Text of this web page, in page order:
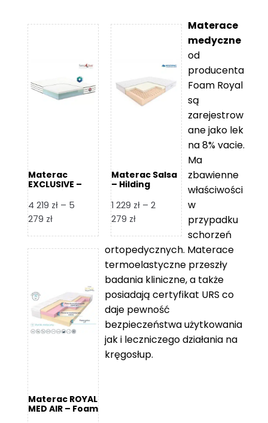
Materac
EXCLUSIVE –
4 219 zł – 5
279 złZakres
od
5
279 zł
Materac Salsa
– Hilding
1 229 zł – 2
279 złZakres
od
1
229 zł
2
279 zł
Materac ROYAL
MED AIR – Foam
Materace
medyczne
od
producenta
Foam Royal
są
zarejestrow
ane jako lek
na 8% vacie.
Ma
zbawienne
właściwości
w
przypadku
schorzeń
ortopedycznych. Materace
termoelastyczne przeszły
badania kliniczne, a także
posiadają certyfikat URS co
daje pewność
bezpieczeństwa użytkowania
jak i leczniczego działania na
kręgosłup.